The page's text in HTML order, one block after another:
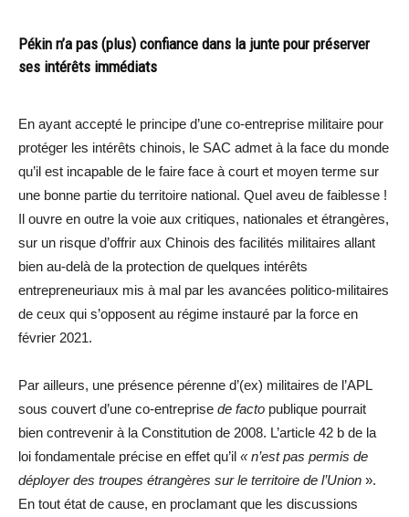
Pékin n’a pas (plus) confiance dans la junte pour préserver
ses intérêts immédiats
En ayant accepté le principe d’une co-entreprise militaire pour
protéger les intérêts chinois, le SAC admet à la face du monde
qu’il est incapable de le faire face à court et moyen terme sur
une bonne partie du territoire national. Quel aveu de faiblesse !
Il ouvre en outre la voie aux critiques, nationales et étrangères,
sur un risque d’offrir aux Chinois des facilités militaires allant
bien au-delà de la protection de quelques intérêts
entrepreneuriaux mis à mal par les avancées politico-militaires
de ceux qui s’opposent au régime instauré par la force en
février 2021.
Par ailleurs, une présence pérenne d’(ex) militaires de l’APL
sous couvert d’une co-entreprise de facto publique pourrait
bien contrevenir à la Constitution de 2008. L’article 42 b de la
loi fondamentale précise en effet qu’il « n’est pas permis de
déployer des troupes étrangères sur le territoire de l’Union ».
En tout état de cause, en proclamant que les discussions